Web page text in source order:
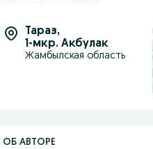
Тараз,
1-мкр. Акбулак
Жамбылская область
ОБ АВТОРЕ